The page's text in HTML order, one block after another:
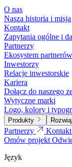
O nas
Nasza historia i misja
Kontakt
Zapytania ogólne i
Partnerzy
Ekosystem partnerów
Inwestorzy
Relacje inwestorskie
Kariera
Dołącz do naszego
Wytyczne marki
Logo, kolory i
Produkty
Partnerzy
Kontakt
Omów projekt
Język